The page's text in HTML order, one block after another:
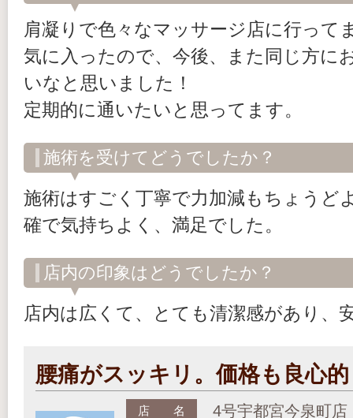
肩凝りで色々なマッサージ店に行って
気に入ったので、今後、また同じ方に
いなと思いました！
定期的に通いたいと思ってます。
施術を受けてどうでしたか？
施術はすごく丁寧で力加減もちょうど
確で気持ちよく、満足でした。
店内の印象はどうでしたか？
店内は広くて、とても清潔感があり、
腰痛がスッキリ。価格も良心
店 名 4号宇都宮今泉町店